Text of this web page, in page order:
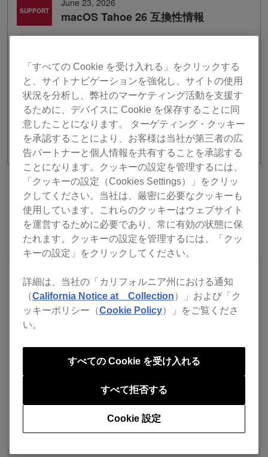
SUPPORT
June 23, 2026
macOS Tahoe 26 互換性情報
の互換性確認が完了しました。
検証結果は
こちらからご確認ください。
iOS 26についてはこちら
iPadOS 26については
こちら
前へ リストに戻る 次へ
「すべての Cookie を受け入れる」をクリックする
と、サイトナビゲーションを強化し、サイトの使用
状況を分析し、弊社のマーケティング活動を支援す
るために、デバイスに Cookie を保存することに同
意したことになります。 ターゲティング・クッキー
を承認することにより、お客様は当社が第三者の広
告パートナーと個人情報を共有することを承認する
ことになります。クッキーの設定を管理するには、
「クッキーの設定（Cookies Settings）」をクリッ
クしてください。当社は、厳密に必要なクッキーも
使用しています。これらのクッキーはウェブサイト
を運営するために必要であり、常に有効の状態に保
たれます。クッキーの設定を管理するには、「クッ
キーの設定」をクリックしてください。
詳細は、当社の「カリフォルニア州における通知
（California Notice at Collection）」および「ク
ッキーポリシー（Cookie Policy）」をご覧くださ
い。
Cookie 設定
すべて拒否する
すべての Cookie を受け入れる